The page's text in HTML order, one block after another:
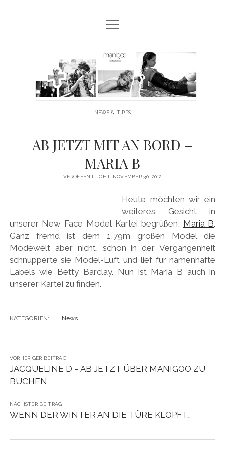
MANIGOO BLOG
MANIGOO MODELS
IMPRESSUM & DATENSCHUTZ
Menü
öffnen
Manigoo
NEWS & TIPPS
AB JETZT MIT AN BORD –
MARIA B
VERÖFFENTLICHT NOVEMBER 30, 2012
Heute möchten wir ein
weiteres Gesicht in
unserer New Face Model Kartei begrüßen, Maria B.
Ganz fremd ist dem 1,79m großen Model die
Modewelt aber nicht, schon in der Vergangenheit
schnupperte sie Model-Luft und lief für namenhafte
Labels wie Betty Barclay. Nun ist Maria B auch in
unserer Kartei zu finden.
KATEGORIEN: News
VORHERIGER BEITRAG
JACQUELINE D – AB JETZT ÜBER MANIGOO ZU
BUCHEN
NÄCHSTER BEITRAG
WENN DER WINTER AN DIE TÜRE KLOPFT…